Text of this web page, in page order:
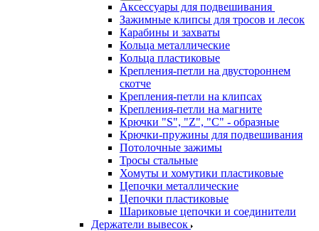
Аксессуары для подвешивания
Зажимные клипсы для тросов и лесок
Карабины и захваты
Кольца металлические
Кольца пластиковые
Крепления-петли на двустороннем
скотче
Крепления-петли на клипсах
Крепления-петли на магните
Крючки "S", "Z", "C" - образные
Крючки-пружины для подвешивания
Потолочные зажимы
Тросы стальные
Хомуты и хомутики пластиковые
Цепочки металлические
Цепочки пластиковые
Шариковые цепочки и соединители
Держатели вывесок